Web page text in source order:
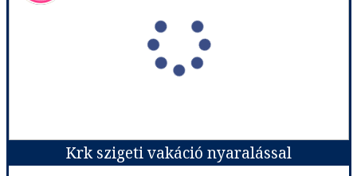
Város: Portoroz
Utazás módja:Busszal
Ellátás: Reggeli
Szálláskategória:
2 ágyas (pótágyazható) V.Park 3*
Időpont: 2026-08-10 | 5 éj
Krk szigeti vakáció nyaralással